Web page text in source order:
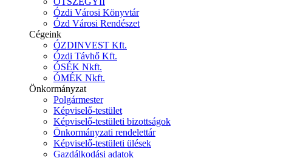
Ózdi Városi Könyvtár
Ózd Városi Rendészet
Cégeink
ÓZDINVEST Kft.
Ózdi Távhő Kft.
ÓSÉK Nkft.
ÓMÉK Nkft.
Önkormányzat
Polgármester
Képviselő-testület
Képviselő-testületi bizottságok
Önkormányzati rendelettár
Képviselő-testületi ülések
Gazdálkodási adatok